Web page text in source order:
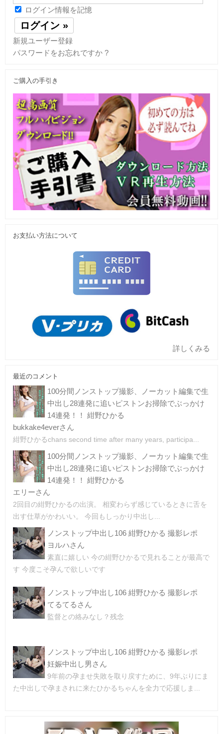
ログイン情報を記憶
新規ユーザー登録
パスワードをお忘れですか ?
ご購入の手引き
お支払い方法について
詳しくみる
最近のコメント
100分間ノンストップ撮影、ノーカット編集で生
中出し28連発に追いピストンお掃除でぶっかけ
14連発！！ 紺野ひかる
bukkake4everさん
紺野ひかるchans second time after many years, participa...
100分間ノンストップ撮影、ノーカット編集で生
中出し28連発に追いピストンお掃除でぶっかけ
14連発！！ 紺野ひかる
エリーさん
2回目の紺野ひかるの出演。 相変わらず感じているときに舌を
出す仕草がかわいい。 今回もしっかり中出し...
ノンストップ中出し106 紺野ひかる 撮影レポ
ヨルハさん
素直に嬉しい 今の紺野ひかるで見れることが最高で
す 今度こそ孕んで欲しいです
ノンストップ中出し106 紺野ひかる 撮影レポ
てるてるさん
監督との絡みなし？残念
ノンストップ中出し106 紺野ひかる 撮影レポ
妊娠中出し男さん
9年前の孕ませ失敗を取り戻すために、9年ぶりにま
た中出しで孕まされに来たひかるちゃんを全力で応援しま...